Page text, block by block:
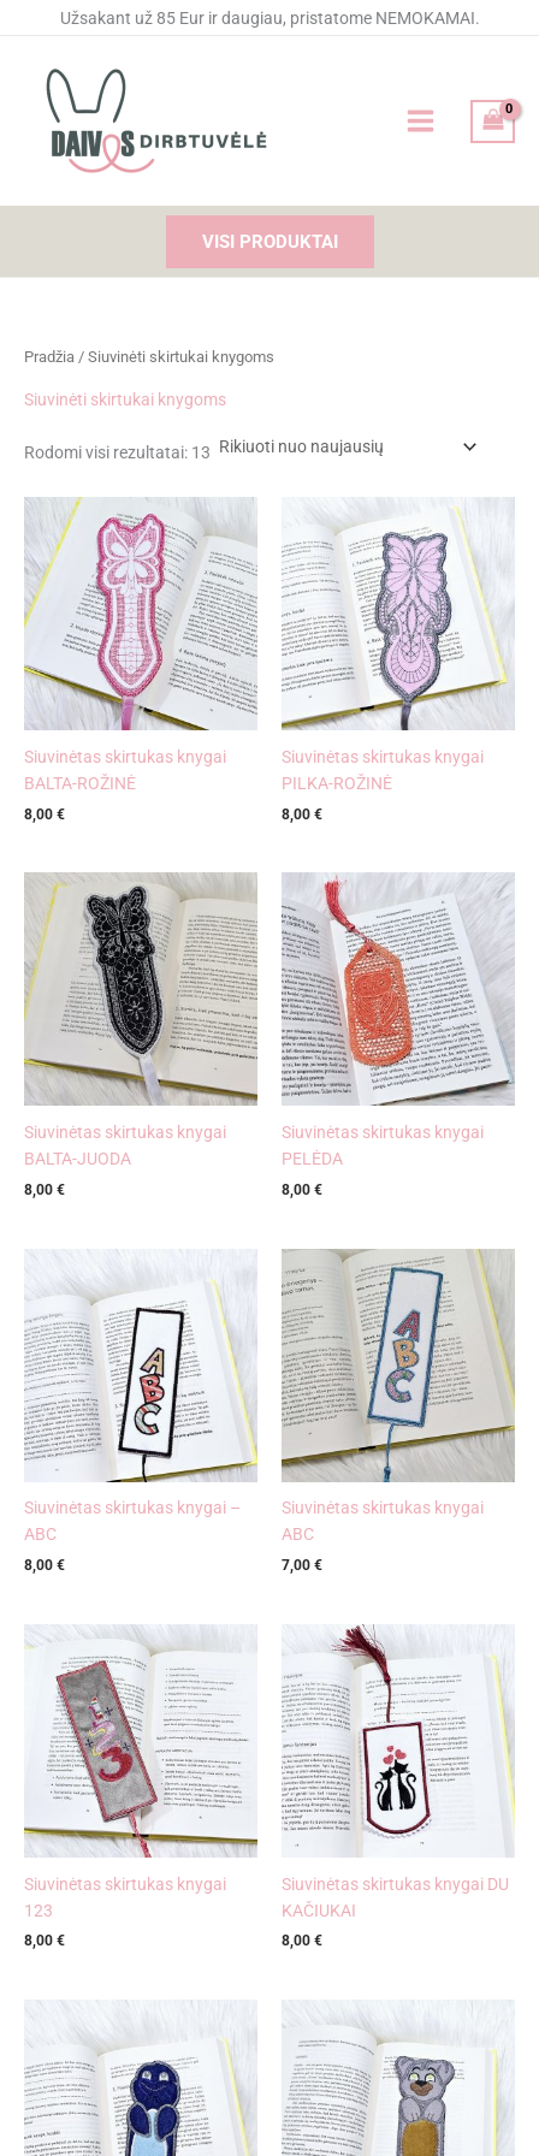
Užsakant už 85 Eur ir daugiau, pristatome NEMOKAMAI.
VISI PRODUKTAI
Pradžia / Siuvinėti skirtukai knygoms
Siuvinėti skirtukai knygoms
Rodomi visi rezultatai: 13
pagal
Siuvinėtas skirtukas knygai
BALTA-ROŽINĖ
8,00 €
Siuvinėtas skirtukas knygai
PILKA-ROŽINĖ
8,00 €
Siuvinėtas skirtukas knygai
BALTA-JUODA
8,00 €
Siuvinėtas skirtukas knygai
PELĖDA
8,00 €
Siuvinėtas skirtukas knygai –
ABC
8,00 €
Siuvinėtas skirtukas knygai
ABC
7,00 €
Siuvinėtas skirtukas knygai
123
8,00 €
Siuvinėtas skirtukas knygai DU
KAČIUKAI
8,00 €